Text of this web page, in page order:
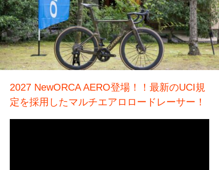
2027 NewORCA AERO登場！！最新のUCI規
定を採用したマルチエアロロードレーサー！